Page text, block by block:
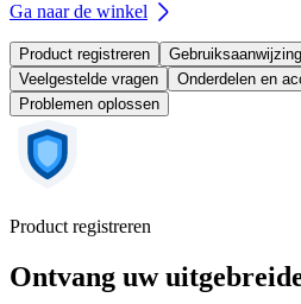
Ga naar de winkel
Product registreren
Veelgestelde vragen
Onderdelen en
Problemen oplossen
Product registreren
Ontvang uw